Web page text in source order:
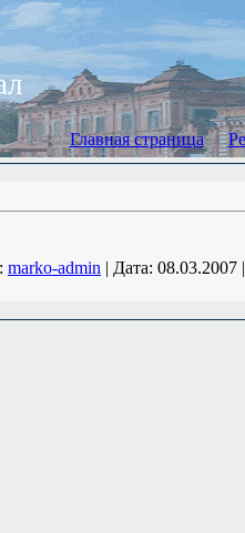
[Главная страница] [
marko-admin | Дата: 08.03.2007 |